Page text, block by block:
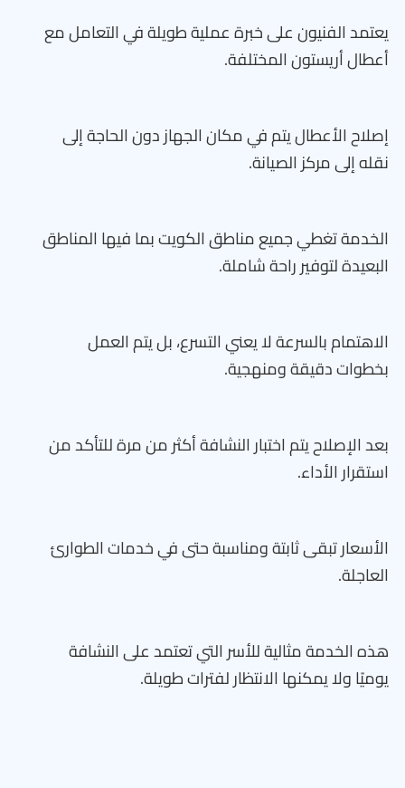
يعتمد الفنيون على خبرة عملية طويلة في التعامل مع
أعطال أريستون المختلفة.
إصلاح الأعطال يتم في مكان الجهاز دون الحاجة إلى
نقله إلى مركز الصيانة.
الخدمة تغطي جميع مناطق الكويت بما فيها المناطق
البعيدة لتوفير راحة شاملة.
الاهتمام بالسرعة لا يعني التسرع، بل يتم العمل
بخطوات دقيقة ومنهجية.
بعد الإصلاح يتم اختبار النشافة أكثر من مرة للتأكد من
استقرار الأداء.
الأسعار تبقى ثابتة ومناسبة حتى في خدمات الطوارئ
العاجلة.
هذه الخدمة مثالية للأسر التي تعتمد على النشافة
يوميًا ولا يمكنها الانتظار لفترات طويلة.